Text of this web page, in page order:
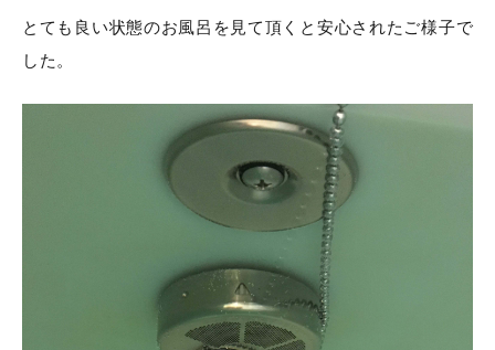
とても良い状態のお風呂を見て頂くと安心されたご様子で
した。